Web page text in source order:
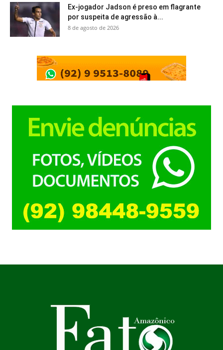
Ex-jogador Jadson é preso em flagrante
por suspeita de agressão à...
8 de agosto de 2026